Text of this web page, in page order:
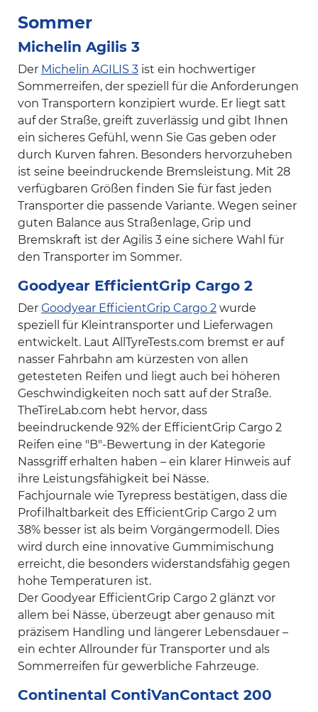
Sommer
Michelin Agilis 3
Der Michelin AGILIS 3 ist ein hochwertiger
Sommerreifen, der speziell für die Anforderungen
von Transportern konzipiert wurde. Er liegt satt
auf der Straße, greift zuverlässig und gibt Ihnen
ein sicheres Gefühl, wenn Sie Gas geben oder
durch Kurven fahren. Besonders hervorzuheben
ist seine beeindruckende Bremsleistung. Mit 28
verfügbaren Größen finden Sie für fast jeden
Transporter die passende Variante. Wegen seiner
guten Balance aus Straßenlage, Grip und
Bremskraft ist der Agilis 3 eine sichere Wahl für
den Transporter im Sommer.
Goodyear EfficientGrip Cargo 2
Der Goodyear EfficientGrip Cargo 2 wurde
speziell für Kleintransporter und Lieferwagen
entwickelt. Laut AllTyreTests.com bremst er auf
nasser Fahrbahn am kürzesten von allen
getesteten Reifen und liegt auch bei höheren
Geschwindigkeiten noch satt auf der Straße.
TheTireLab.com hebt hervor, dass
beeindruckende 92% der EfficientGrip Cargo 2
Reifen eine "B"-Bewertung in der Kategorie
Nassgriff erhalten haben – ein klarer Hinweis auf
ihre Leistungsfähigkeit bei Nässe.
Fachjournale wie Tyrepress bestätigen, dass die
Profilhaltbarkeit des EfficientGrip Cargo 2 um
38% besser ist als beim Vorgängermodell. Dies
wird durch eine innovative Gummimischung
erreicht, die besonders widerstandsfähig gegen
hohe Temperaturen ist.
Der Goodyear EfficientGrip Cargo 2 glänzt vor
allem bei Nässe, überzeugt aber genauso mit
präzisem Handling und längerer Lebensdauer –
ein echter Allrounder für Transporter und als
Sommerreifen für gewerbliche Fahrzeuge.
Continental ContiVanContact 200